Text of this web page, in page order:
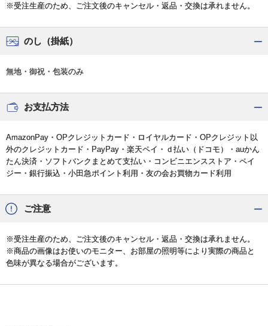
※受注生産のため、ご注文後のキャンセル・返品・交換は承れません。
のし（掛紙）
無地・御祝・包装のみ
お支払方法
AmazonPay・OPクレジットカード・ロイヤルカード・OPクレジット以
外のクレジットカード・PayPay・楽天ペイ・ｄ払い（ドコモ）・auかん
たん決済・ソフトバンクまとめて支払い・コンビニエンスストア・ペイ
ジー・銀行振込・小田急ポイント利用・友の会お買物カード利用
ご注意
※受注生産のため、ご注文後のキャンセル・返品・交換は承れません。
※商品の画像はお使いのモニター、お部屋の照明等により実際の商品と
色味が異なる場合がございます。